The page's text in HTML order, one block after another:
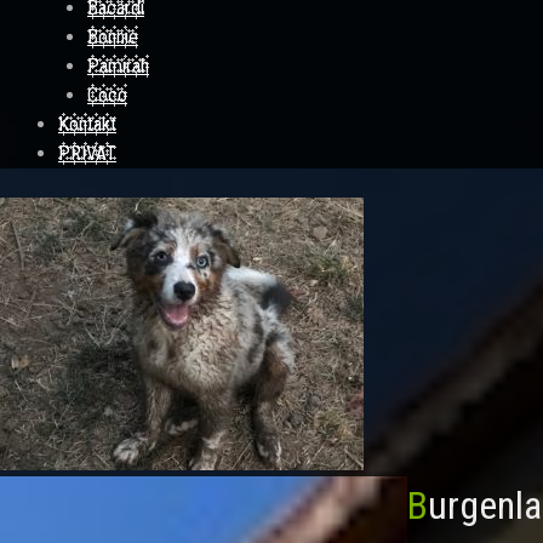
Bacardi
Bonnie
Pamirah
Coco
Kontakt
PRIVAT